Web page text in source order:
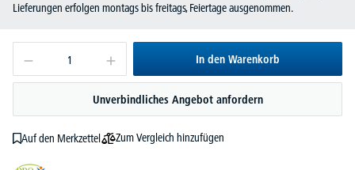
Lieferungen erfolgen montags bis freitags, Feiertage ausgenommen.
In den Warenkorb
Unverbindliches Angebot anfordern
Auf den Merkzettel Zum Vergleich hinzufügen